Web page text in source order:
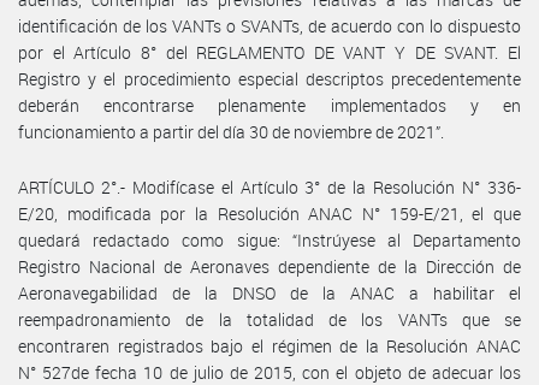
identificación de los VANTs o SVANTs, de acuerdo con lo dispuesto
por el Artículo 8° del REGLAMENTO DE VANT Y DE SVANT. El
Registro y el procedimiento especial descriptos precedentemente
deberán encontrarse plenamente implementados y en
funcionamiento a partir del día 30 de noviembre de 2021”.
ARTÍCULO 2°.- Modifícase el Artículo 3° de la Resolución N° 336-
E/20, modificada por la Resolución ANAC N° 159-E/21, el que
quedará redactado como sigue: “Instrúyese al Departamento
Registro Nacional de Aeronaves dependiente de la Dirección de
Aeronavegabilidad de la DNSO de la ANAC a habilitar el
reempadronamiento de la totalidad de los VANTs que se
encontraren registrados bajo el régimen de la Resolución ANAC
N° 527de fecha 10 de julio de 2015, con el objeto de adecuar los